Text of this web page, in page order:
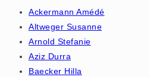
Ackermann Amédé
Altweger Susanne
Arnold Stefanie
Aziz Durra
Baecker Hilla